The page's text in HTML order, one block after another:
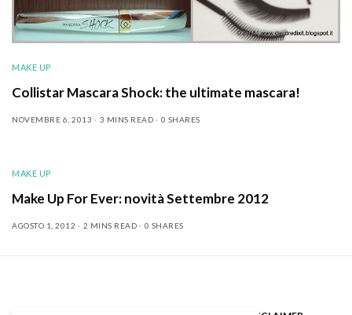
MAKE UP
Collistar Mascara Shock: the ultimate mascara!
NOVEMBRE 6, 2013 3 MINS READ 0 SHARES
MAKE UP
Make Up For Ever: novità Settembre 2012
AGOSTO 1, 2012 2 MINS READ 0 SHARES